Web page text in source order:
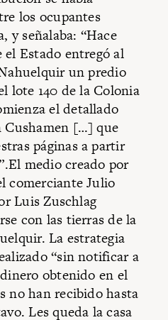
los ocupantes
y señalaba: “Hace
el Estado entregó al
un predio
lote 140 de la Colonia
el detallado
Cushamen […] que
páginas a partir
medio creado por
comerciante Julio
Luis Zuschlag
con las tierras de la
La estrategia
“sin notificar a
obtenido en el
no han recibido hasta
Les queda la casa